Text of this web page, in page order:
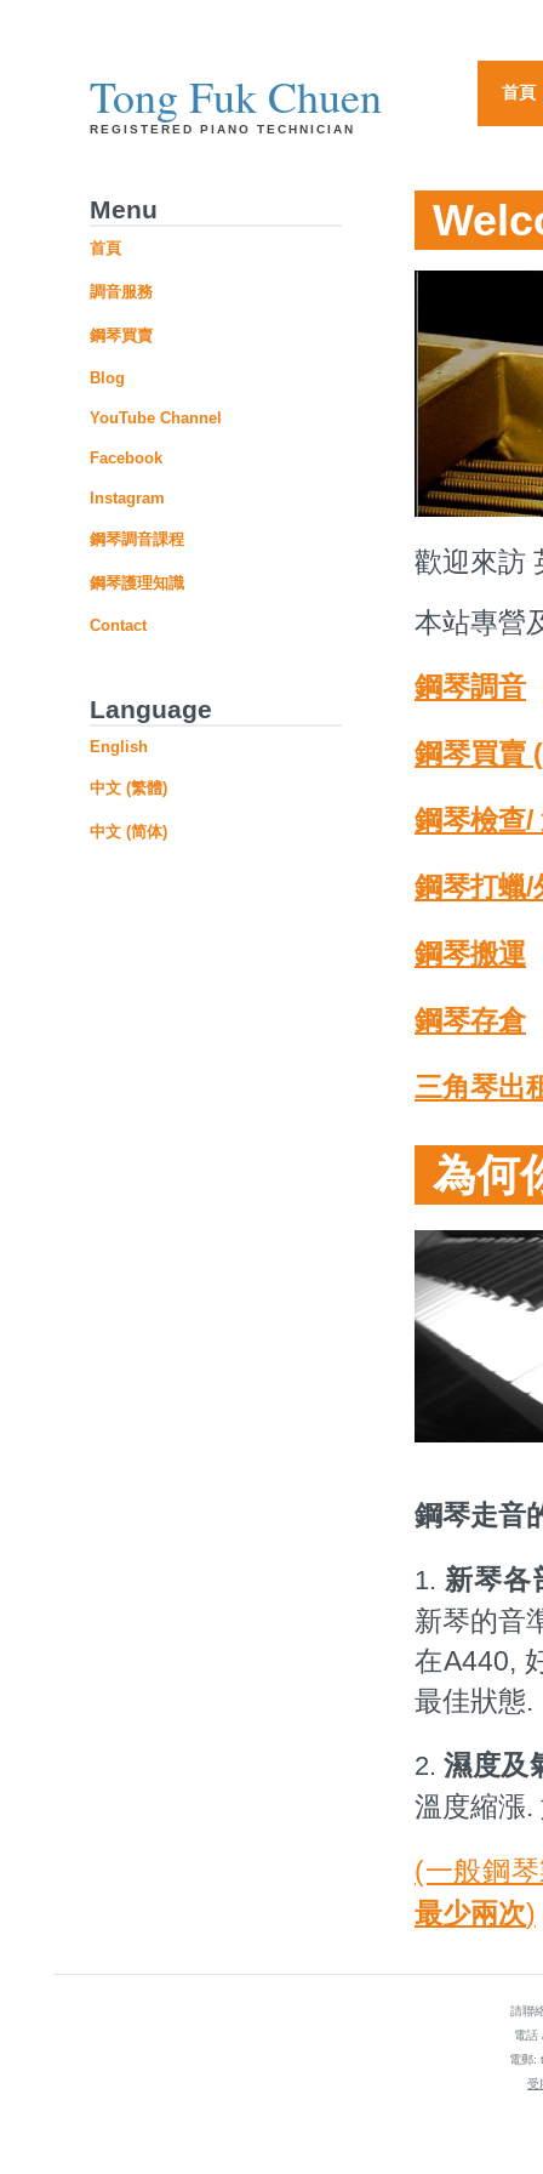
Tong Fuk Chuen
REGISTERED PIANO TECHNICIAN
首頁
歡迎來訪
本站專營
鋼琴調音
鋼琴買賣
鋼琴檢查/
鋼琴打蠟/
鋼琴搬運
鋼琴存倉
三角琴出
為何
鋼琴走音
1. 新琴各
新琴的音
在A440,
最佳狀態.
2.濕度及
溫度縮漲.
(一般鋼
最少兩次)
Menu
首頁
調音服務
鋼琴買賣
Blog
YouTube Channel
Facebook
Instagram
鋼琴調音課程
鋼琴護理知識
Contact
Language
English
中文 (繁體)
中文 (简体)
請聯
電話
電郵:
受